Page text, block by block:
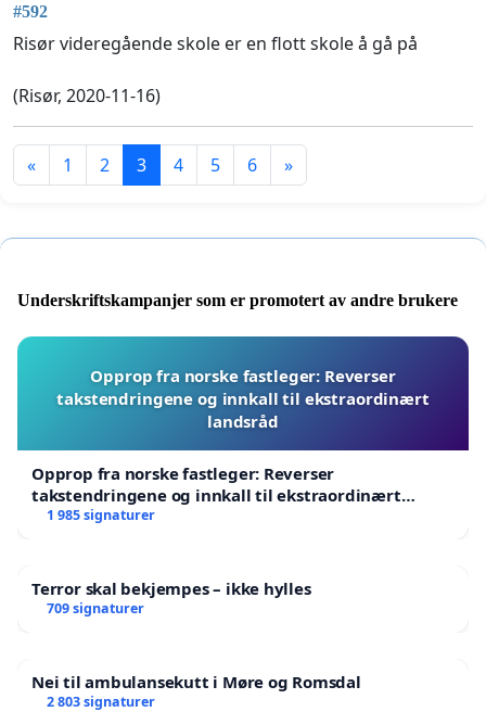
#592
Risør videregående skole er en flott skole å gå på
(Risør, 2020-11-16)
« 1 2 3 4 5 6 »
Underskriftskampanjer som er promotert av andre brukere
Opprop fra norske fastleger: Reverser
takstendringene og innkall til ekstraordinært
landsråd
Opprop fra norske fastleger: Reverser
takstendringene og innkall til ekstraordinært
landsråd
1 985 signaturer
Terror skal bekjempes – ikke hylles
709 signaturer
Nei til ambulansekutt i Møre og Romsdal
2 803 signaturer